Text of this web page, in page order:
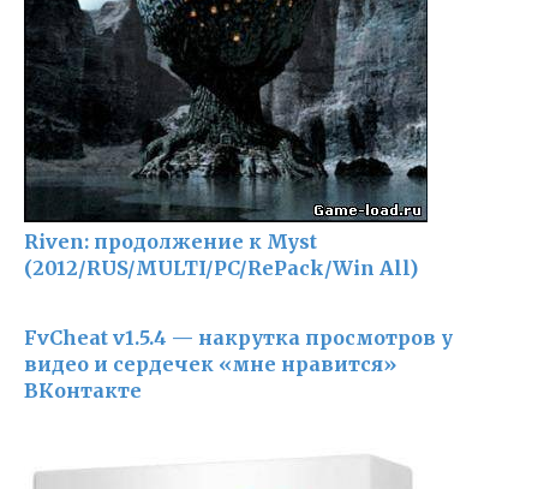
Riven: продолжение к Myst
(2012/RUS/MULTI/PC/RePack/Win All)
FvCheat v1.5.4 — накрутка просмотров у
видео и сердечек «мне нравится»
ВКонтакте